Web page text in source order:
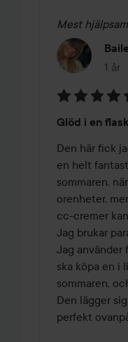
Mest
1 år
5
av
5
Glöd i en
Den här fick
en helt
sommaren,
orenheter,
cc-cremer
Jag brukar
Jag använder
ska köpa en i
sommaren,
Den lägger
perfekt